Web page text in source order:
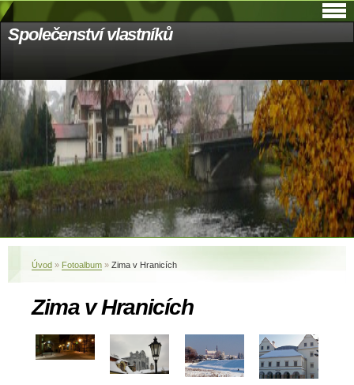
Společenství vlastníků
Úvod » Fotoalbum » Zima v Hranicích
Zima v Hranicích